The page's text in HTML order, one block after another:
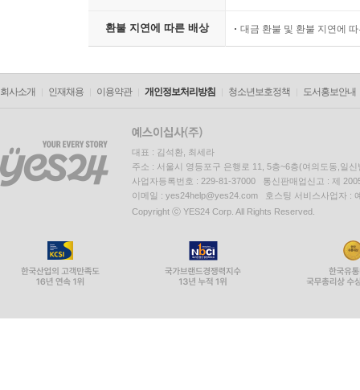
환불 지연에 따른 배상 대금 환불 및 환불 지연에
회사소개 인재채용 이용약관 개인정보처리방침 청소년보호정책 도서홍보안내
대표 : 김석환, 최세라
주소 : 서울시 영등포구 은행로 11, 5층~6층(여의도동,일신
사업자등록번호 : 229-81-37000 통신판매업신고 : 제
이메일 : yes24help@yes24.com 호스팅 서비스사업자 :
Copyright ⓒ YES24 Corp. All Rights Reserved.